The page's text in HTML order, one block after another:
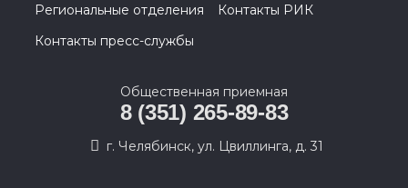
Региональные отделения
Контакты РИК
Контакты пресс-службы
Общественная приемная
8 (351) 265-89-83
г. Челябинск, ул. Цвиллинга, д. 31